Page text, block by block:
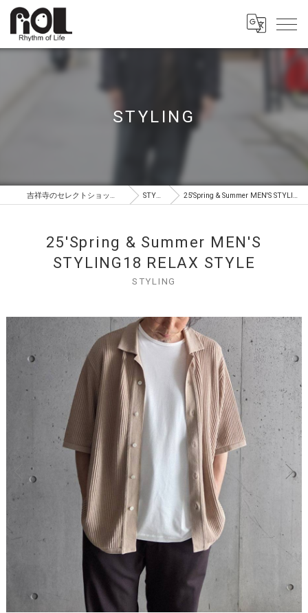
STYLING
吉祥寺のセレクトショップはROL（ロル） STYLING 25'Spring & Summer MEN'S STYLING18 RELAX STYLE
STYLING
25'Spring & Summer MEN'S
STYLING18 RELAX STYLE